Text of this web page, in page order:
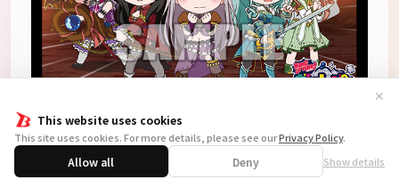
This website uses cookies
This site uses cookies. For more details, please see ourPrivacy Policy.
Allow all Deny Show details
✕